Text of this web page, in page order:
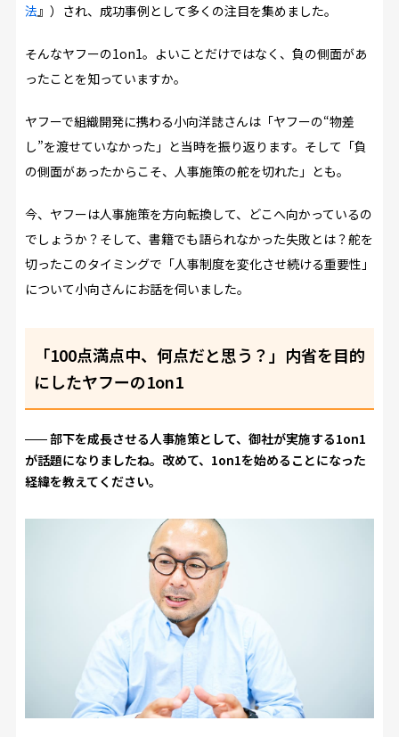
法 』）され、成功事例として多くの注目を集めました。
そんなヤフーの1on1。よいことだけではなく、負の側面があ
ったことを知っていますか。
ヤフーで組織開発に携わる小向洋誌さんは「ヤフーの“物差
し”を渡せていなかった」と当時を振り返ります。そして「負
の側面があったからこそ、人事施策の舵を切れた」とも。
今、ヤフーは人事施策を方向転換して、どこへ向かっているの
でしょうか？そして、書籍でも語られなかった失敗とは？舵を
切ったこのタイミングで「人事制度を変化させ続ける重要性」
について小向さんにお話を伺いました。
「100点満点中、何点だと思う？」内省を目的
にしたヤフーの1on1
部下を成長させる人事施策として、御社が実施する1on1
が話題になりましたね。改めて、1on1を始めることになった
経緯を教えてください。